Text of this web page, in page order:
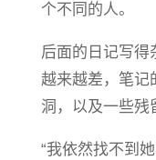
个不同的人。
后面的日记写得
越来越差，笔记
洞，以及一些残
“我依然找不到